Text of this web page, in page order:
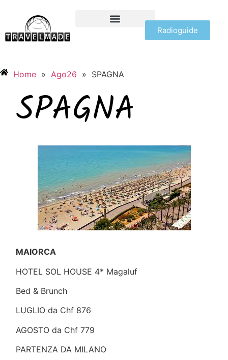
Radioguide
Home » Ago26 » SPAGNA
SPAGNA
MAIORCA
HOTEL SOL HOUSE 4* Magaluf
Bed & Brunch
LUGLIO da Chf 876
AGOSTO da Chf 779
PARTENZA DA MILANO